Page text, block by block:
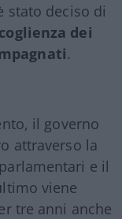
stato deciso di
dei
.
il governo
attraverso la
e il
viene
tre anni anche